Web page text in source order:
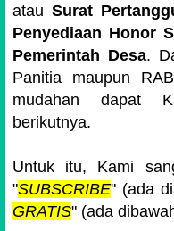
atau Surat
Penyediaan Honor
Pemerintah Desa.
Panitia maupun
mudahan dapat
berikutnya.
Untuk itu, Kami
"SUBSCRIBE" (ada
GRATIS" (ada